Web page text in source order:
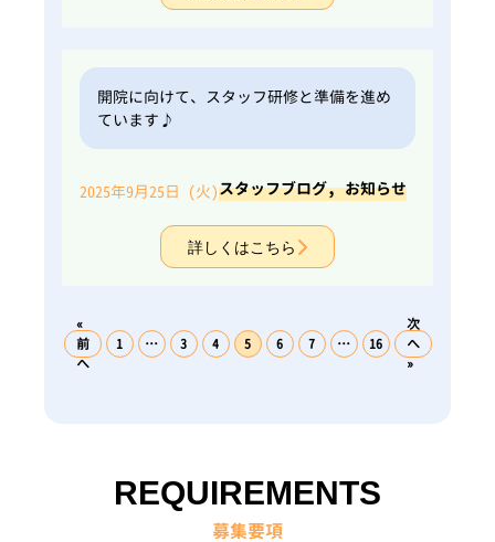
開院に向けて、スタッフ研修と準備を進め
ています♪
2025年9月25日 (火)スタッフブログ,お知らせ
詳しくはこちら
«
前
へ
1 … 3 4 5 6 7 … 16
次
へ
»
REQUIREMENTS
募集要項